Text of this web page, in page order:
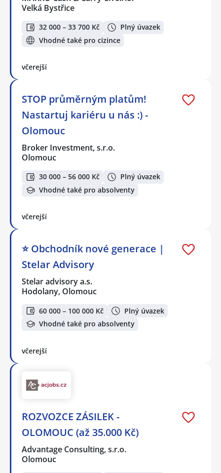
Velká Bystřice
32 000 – 33 700 Kč
Plný úvazek
Vhodné také pro cizince
včerejší
STOP průměrným platům!
Nastartuj kariéru u nás :) -
Olomouc
Broker Investment, s.r.o.
Olomouc
30 000 – 56 000 Kč
Plný úvazek
Vhodné také pro absolventy
včerejší
⭐️ Obchodník nové generace |
Stelar Advisory
Stelar advisory a.s.
Hodolany, Olomouc
60 000 – 100 000 Kč
Plný úvazek
Vhodné také pro absolventy
včerejší
ROZVOZCE ZÁSILEK -
OLOMOUC (až 35.000 Kč)
Advantage Consulting, s.r.o.
Olomouc